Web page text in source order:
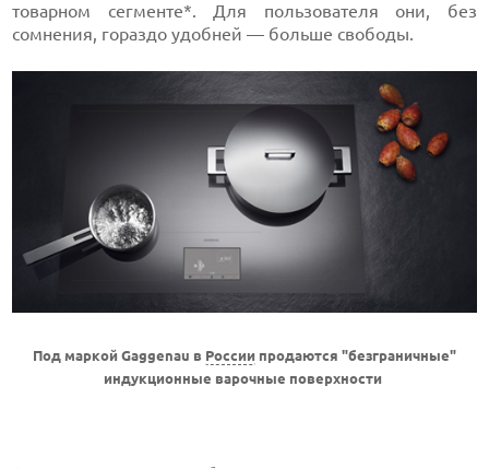
товарном сегменте*. Для пользователя они, без
сомнения, гораздо удобней — больше свободы.
Под маркой Gaggenau в России продаются "безграничные"
индукционные варочные поверхности